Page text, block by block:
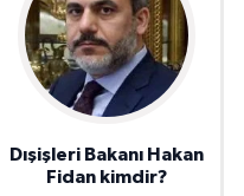
Dışişleri Bakanı Hakan
Fidan kimdir?